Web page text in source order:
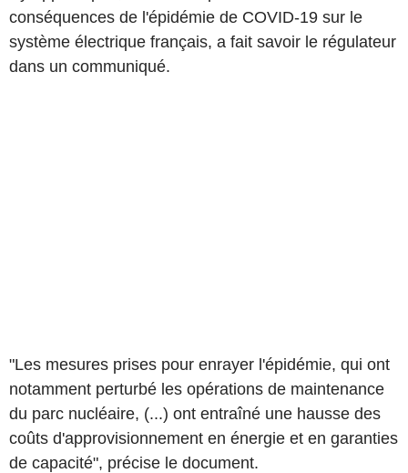
conséquences de l'épidémie de COVID-19 sur le
système électrique français, a fait savoir le régulateur
dans un communiqué.
"Les mesures prises pour enrayer l'épidémie, qui ont
notamment perturbé les opérations de maintenance
du parc nucléaire, (...) ont entraîné une hausse des
coûts d'approvisionnement en énergie et en garanties
de capacité", précise le document.